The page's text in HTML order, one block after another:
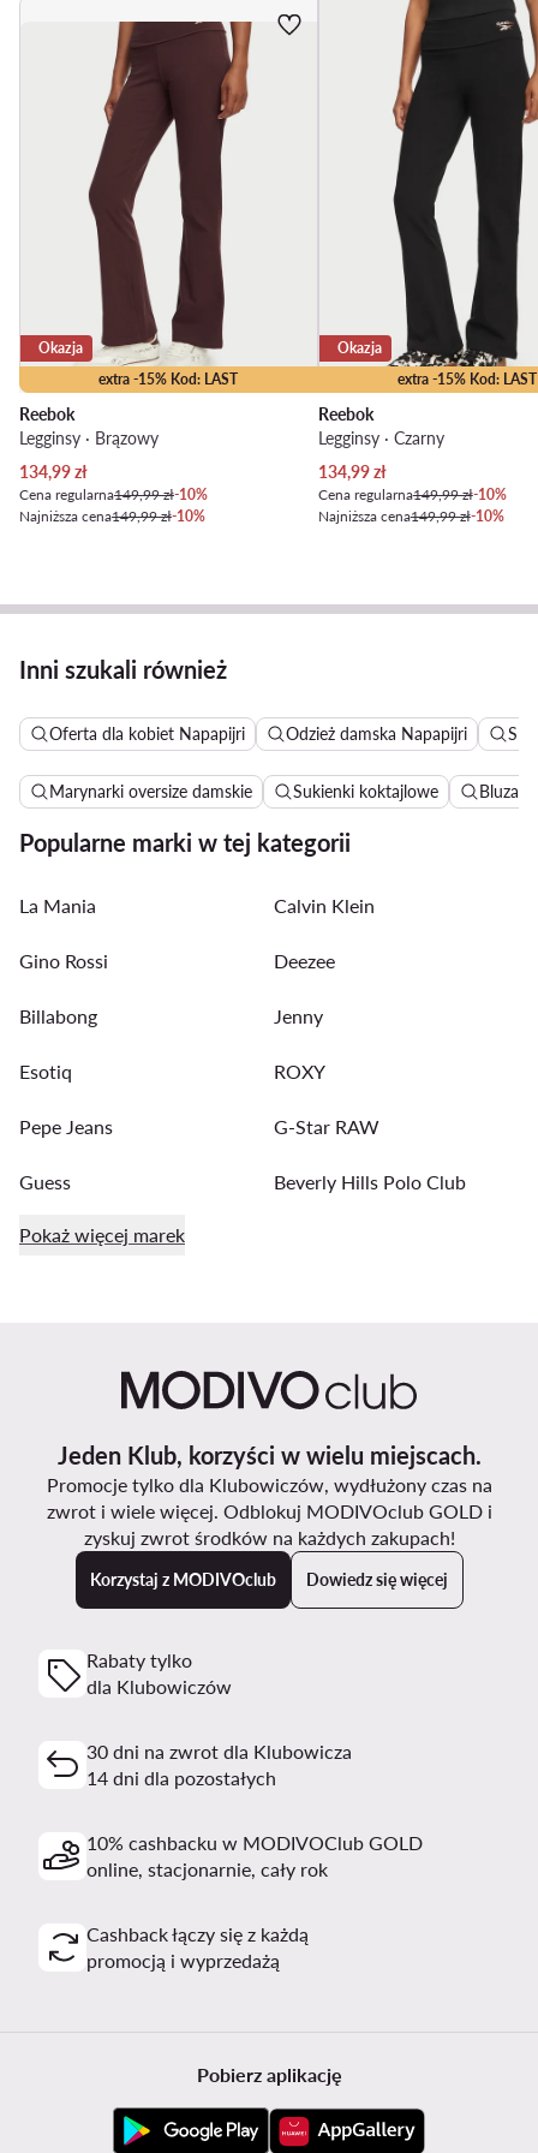
extra -15% Kod: LAST
Okazja
Reebok
Legginsy · Brązowy
Aktualna cena
134,99zł
Cena regularna149,99 zł-10%
Najniższa cena149,99 zł-10%
extra -15% Kod: LAST
Okazja
Reebok
Legginsy · Czarny
Aktualna cena
134,99zł
Cena regularna149,99 zł-10%
Najniższa cena149,99 zł-10%
Inni szukali również
Oferta dla kobiet Napapijri Odzież damska Napapijri
Marynarki oversize damskie Sukienki koktajlowe Bluza
Popularne marki w tej kategorii
La Mania Calvin Klein
Gino Rossi Deezee
Billabong Jenny
Esotiq ROXY
Pepe Jeans G-Star RAW
Guess Beverly Hills Polo Club
Pokaż więcej marek
Jeden Klub, korzyści w wielu miejscach.
Promocje tylko dla Klubowiczów, wydłużony czas na
zwrot i wiele więcej. Odblokuj MODIVOclub GOLD i
zyskuj zwrot środków na każdych zakupach!
Korzystaj z MODIVOclub Dowiedz się więcej
Rabaty tylko
dla Klubowiczów
30 dni na zwrot dla Klubowicza
14 dni dla pozostałych
10% cashbacku w MODIVOClub GOLD
online, stacjonarnie, cały rok
Cashback łączy się z każdą
promocją i wyprzedażą
Pobierz aplikację